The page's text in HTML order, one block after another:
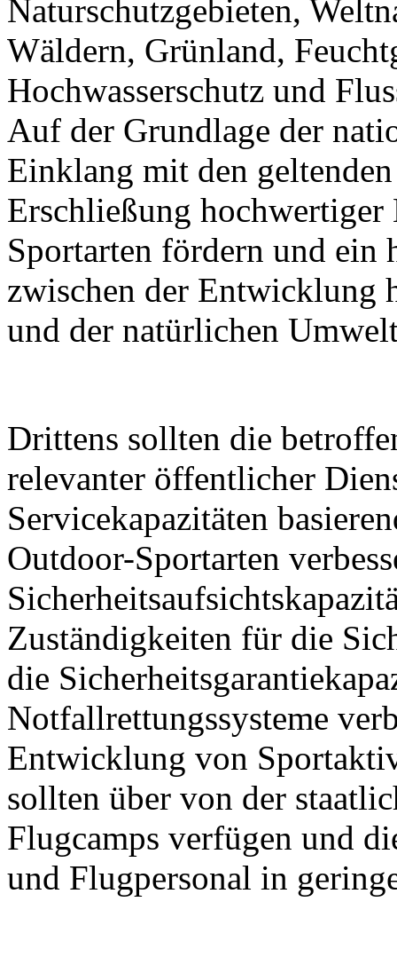
Naturschutzgebieten,
Wäldern, Grünland,
Hochwasserschutz und
Auf der Grundlage der
Einklang mit den
Erschließung
Sportarten fördern und ein
zwischen der Entwicklung
und der natürlichen
Drittens sollten die
relevanter öffentlicher
Servicekapazitäten
Outdoor-Sportarten
Zuständigkeiten für die
die
Notfallrettungssysteme
Entwicklung von
sollten über von der
Flugcamps verfügen und
und Flugpersonal in